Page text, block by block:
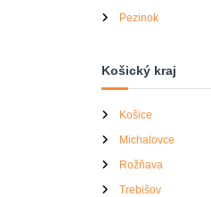
Pezinok
Košický kraj
Košice
Michalovce
Rožňava
Trebišov